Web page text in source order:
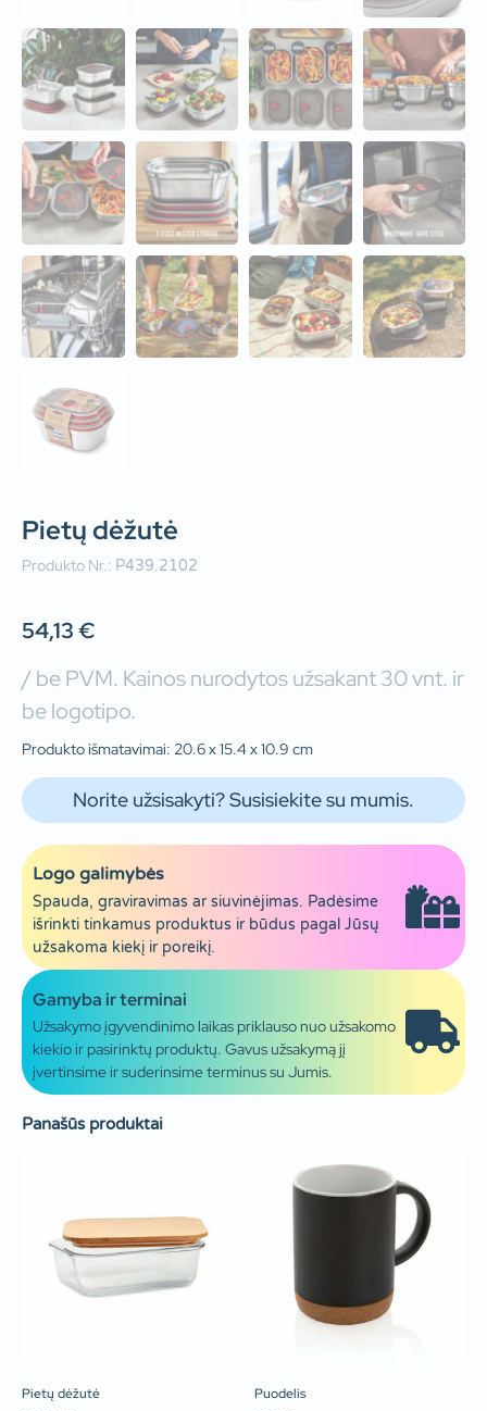
Pietų dėžutė
Produkto Nr.: P439.2102
54,13€
/ be PVM. Kainos nurodytos užsakant 30 vnt. ir
be logotipo.
Produkto išmatavimai: 20.6 x 15.4 x 10.9 cm
Norite užsisakyti? Susisiekite su mumis.
Logo galimybės
Spauda, graviravimas ar siuvinėjimas. Padėsime
išrinkti tinkamus produktus ir būdus pagal Jūsų
užsakoma kiekį ir poreikį.
Gamyba ir terminai
Užsakymo įgyvendinimo laikas priklauso nuo užsakomo
kiekio ir pasirinktų produktų. Gavus užsakymą jį
įvertinsime ir suderinsime terminus su Jumis.
Panašūs produktai
Pietų dėžutė Puodelis